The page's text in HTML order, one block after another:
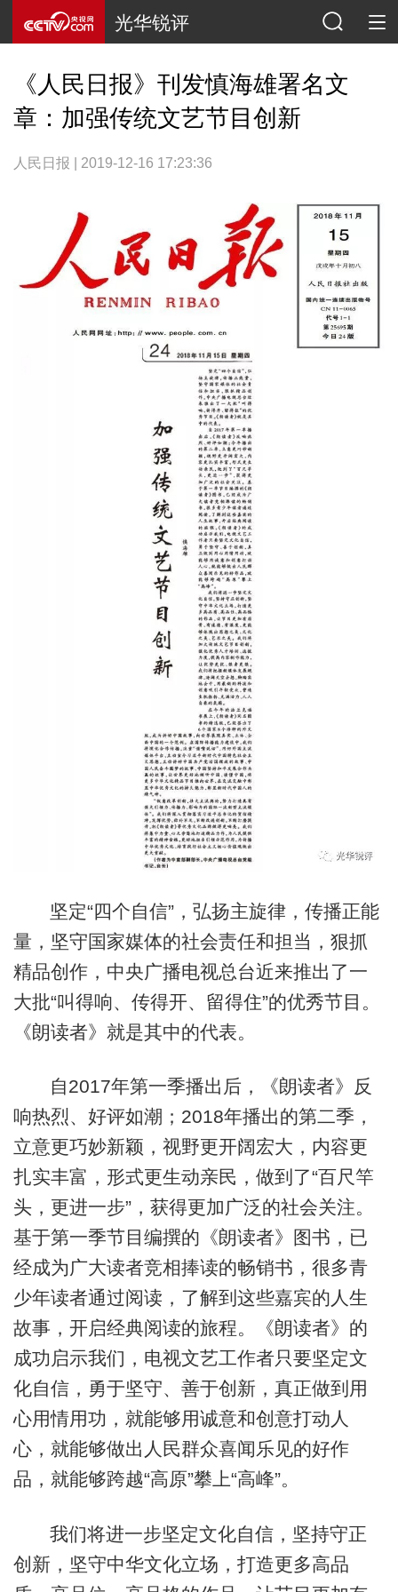
光华锐评
《人民日报》刊发慎海雄署名文
章：加强传统文艺节目创新
人民日报 | 2019-12-16 17:23:36
坚定“四个自信”，弘扬主旋律，传播正能
量，坚守国家媒体的社会责任和担当，狠抓
精品创作，中央广播电视总台近来推出了一
大批“叫得响、传得开、留得住”的优秀节目。
《朗读者》就是其中的代表。
自2017年第一季播出后，《朗读者》反
响热烈、好评如潮；2018年播出的第二季，
立意更巧妙新颖，视野更开阔宏大，内容更
扎实丰富，形式更生动亲民，做到了“百尺竿
头，更进一步”，获得更加广泛的社会关注。
基于第一季节目编撰的《朗读者》图书，已
经成为广大读者竞相捧读的畅销书，很多青
少年读者通过阅读，了解到这些嘉宾的人生
故事，开启经典阅读的旅程。《朗读者》的
成功启示我们，电视文艺工作者只要坚定文
化自信，勇于坚守、善于创新，真正做到用
心用情用功，就能够用诚意和创意打动人
心，就能够做出人民群众喜闻乐见的好作
品，就能够跨越“高原”攀上“高峰”。
我们将进一步坚定文化自信，坚持守正
创新，坚守中华文化立场，打造更多高品